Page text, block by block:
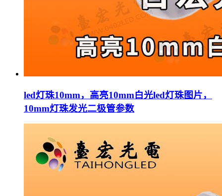
led灯珠10mm，高亮10mm白光led灯珠图片，
10mm灯珠发光二极管参数